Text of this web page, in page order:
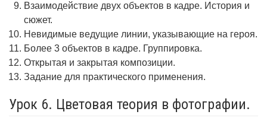
Взаимодействие двух объектов в кадре. История и
сюжет.
Невидимые ведущие линии, указывающие на героя.
Более 3 объектов в кадре. Группировка.
Открытая и закрытая композиции.
Задание для практического применения.
Урок 6. Цветовая теория в фотографии.